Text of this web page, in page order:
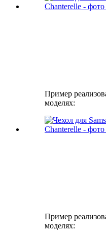
Пример
моделях:
Пример
моделях: